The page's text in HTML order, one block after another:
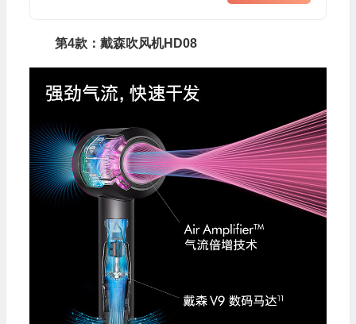
第4款：戴森吹风机HD08